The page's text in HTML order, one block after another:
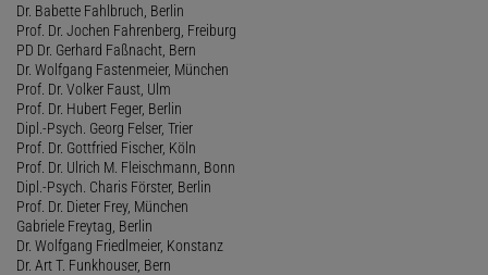
Dr. Babette Fahlbruch, Berlin
Prof. Dr. Jochen Fahrenberg, Freiburg
PD Dr. Gerhard Faßnacht, Bern
Dr. Wolfgang Fastenmeier, München
Prof. Dr. Volker Faust, Ulm
Prof. Dr. Hubert Feger, Berlin
Dipl.-Psych. Georg Felser, Trier
Prof. Dr. Gottfried Fischer, Köln
Prof. Dr. Ulrich M. Fleischmann, Bonn
Dipl.-Psych. Charis Förster, Berlin
Prof. Dr. Dieter Frey, München
Gabriele Freytag, Berlin
Dr. Wolfgang Friedlmeier, Konstanz
Dr. Art T. Funkhouser, Bern